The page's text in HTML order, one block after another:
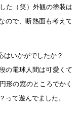
た（笑）外観の塗装は
ので、断熱面も考えて
はいかがでしたか？
の電球人間は可愛くて
形の窓のところでかく
って遊んでました。